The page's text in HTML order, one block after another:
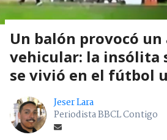
Un balón provocó un
vehicular: la insólita
se vivió en el fútbol
Jeser Lara
Periodista BBCL Contigo